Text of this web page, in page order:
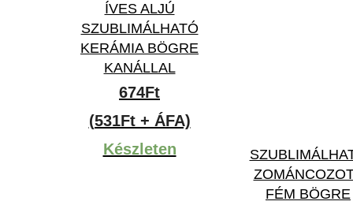
ÍVES ALJÚ
SZUBLIMÁLHATÓ
KERÁMIA BÖGRE
KANÁLLAL
674Ft
(531Ft + ÁFA)
Készleten
FÉM BÖGRE